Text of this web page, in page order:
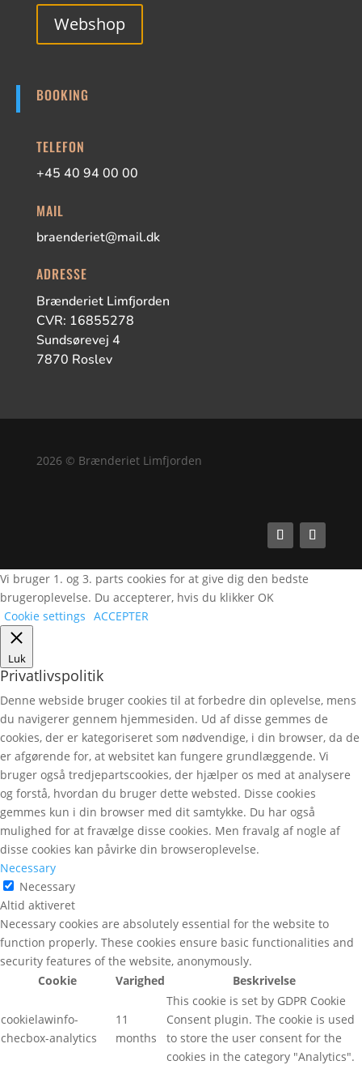
Webshop
BOOKING
TELEFON
+45 40 94 00 00
MAIL
braenderiet@mail.dk
ADRESSE
Brænderiet Limfjorden
CVR: 16855278
Sundsørevej 4
7870 Roslev
2026 © Brænderiet Limfjorden
Vi bruger 1. og 3. parts cookies for at give dig den bedste
brugeroplevelse. Du accepterer, hvis du klikker OK
Cookie settings ACCEPTER
Luk
Privatlivspolitik
Denne webside bruger cookies til at forbedre din oplevelse, mens
du navigerer gennem hjemmesiden. Ud af disse gemmes de
cookies, der er kategoriseret som nødvendige, i din browser, da de
er afgørende for, at websitet kan fungere grundlæggende. Vi
bruger også tredjepartscookies, der hjælper os med at analysere
og forstå, hvordan du bruger dette websted. Disse cookies
gemmes kun i din browser med dit samtykke. Du har også
mulighed for at fravælge disse cookies. Men fravalg af nogle af
disse cookies kan påvirke din browseroplevelse.
Necessary
Necessary
Altid aktiveret
Necessary cookies are absolutely essential for the website to
function properly. These cookies ensure basic functionalities and
security features of the website, anonymously.
Cookie
Varighed Beskrivelse
cookielawinfo-
checbox-analytics
11
months
This cookie is set by GDPR Cookie
Consent plugin. The cookie is used
to store the user consent for the
cookies in the category "Analytics".